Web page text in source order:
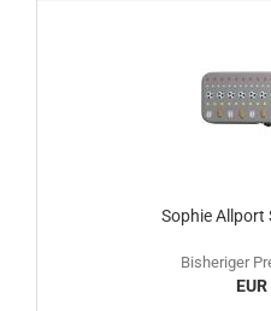
Sophie Allport
Bisheriger